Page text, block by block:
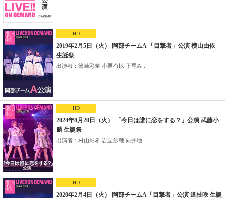
HD
2019年2月5日（火） 岡部チームA 「目撃者」公演 横山由依
生誕祭
出演者：篠崎彩奈 小栗有以 下尾み...
HD
2024年8月20日（火） 「今日は誰に恋をする？」公演 武藤小
麟 生誕祭
出演者：村山彩希 岩立沙穂 向井地...
HD
2020年2月4日（火） 岡部チームA「目撃者」公演 道枝咲 生誕